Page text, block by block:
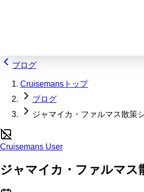
ブログ
Cruisemansトップ
ブログ
ジャマイカ・ファルマス散策
Cruisemans User
ジャマイカ・ファルマス